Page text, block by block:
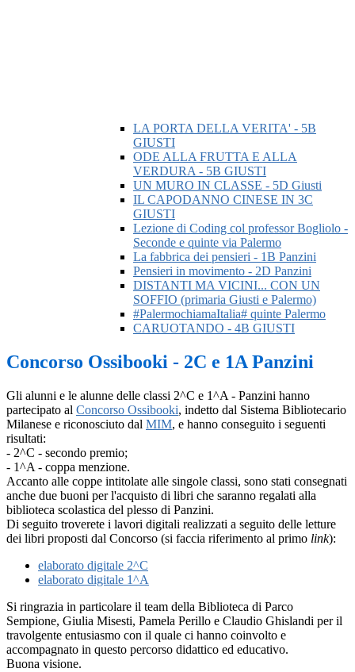
LA PORTA DELLA VERITA' - 5B
GIUSTI
ODE ALLA FRUTTA E ALLA
VERDURA - 5B GIUSTI
UN MURO IN CLASSE - 5D Giusti
IL CAPODANNO CINESE IN 3C
GIUSTI
Lezione di Coding col professor Bogliolo -
Seconde e quinte via Palermo
La fabbrica dei pensieri - 1B Panzini
Pensieri in movimento - 2D Panzini
DISTANTI MA VICINI... CON UN
SOFFIO (primaria Giusti e Palermo)
#PalermochiamaItalia# quinte Palermo
CARUOTANDO - 4B GIUSTI
Concorso Ossibooki - 2C e 1A Panzini
Gli alunni e le alunne delle classi 2^C e 1^A - Panzini hanno
partecipato al Concorso Ossibooki, indetto dal Sistema Bibliotecario
Milanese e riconosciuto dal MIM, e hanno conseguito i seguenti
risultati:
- 2^C - secondo premio;
- 1^A - coppa menzione.
Accanto alle coppe intitolate alle singole classi, sono stati consegnati
anche due buoni per l'acquisto di libri che saranno regalati alla
biblioteca scolastica del plesso di Panzini.
Di seguito troverete i lavori digitali realizzati a seguito delle letture
dei libri proposti dal Concorso (si faccia riferimento al primo link):
elaborato digitale 2^C
elaborato digitale 1^A
Si ringrazia in particolare il team della Biblioteca di Parco
Sempione, Giulia Misesti, Pamela Perillo e Claudio Ghislandi per il
travolgente entusiasmo con il quale ci hanno coinvolto e
accompagnato in questo percorso didattico ed educativo.
Buona visione.